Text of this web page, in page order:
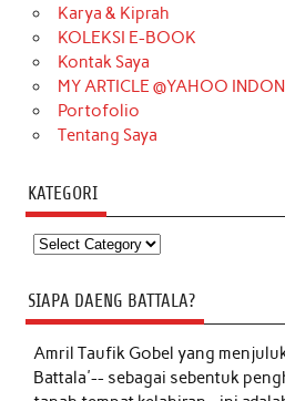
Karya & Kiprah
KOLEKSI E-BOOK
Kontak Saya
MY ARTICLE @YAHOO
Portofolio
Tentang Saya
KATEGORI
Kategori
SIAPA DAENG BATTALA?
Amril Taufik Gobelyang
Battala'-- sebagai sebentuk